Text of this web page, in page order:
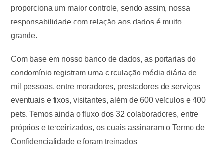
proporciona um maior controle, sendo assim, nossa
responsabilidade com relação aos dados é muito
grande.
Com base em nosso banco de dados, as portarias do
condomínio registram uma circulação média diária de
mil pessoas, entre moradores, prestadores de serviços
eventuais e fixos, visitantes, além de 600 veículos e 400
pets. Temos ainda o fluxo dos 32 colaboradores, entre
próprios e terceirizados, os quais assinaram o Termo de
Confidencialidade e foram treinados.